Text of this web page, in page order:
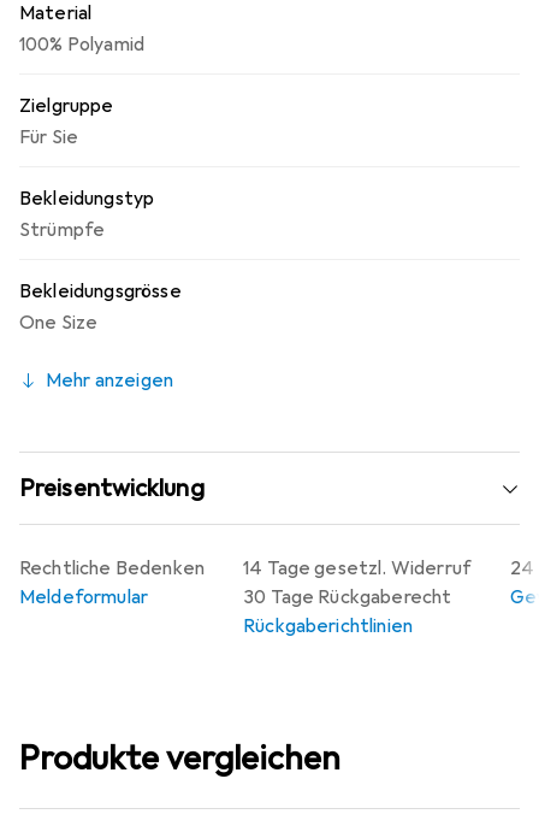
Material
100% Polyamid
Zielgruppe
Für Sie
Bekleidungstyp
Strümpfe
Bekleidungsgrösse
One Size
Mehr anzeigen
Preisentwicklung
14 Tage gesetzl. Widerruf
30 Tage Rückgaberecht
Rückgaberichtlinien
24
Rechtliche Bedenken
Meldeformular
Produkte vergleichen